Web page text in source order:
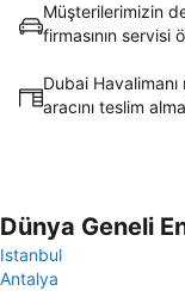
Müşterilerimizin
firmasının servisi
Dubai Havalimanı
aracını teslim
Dünya Geneli
Istanbul
Antalya